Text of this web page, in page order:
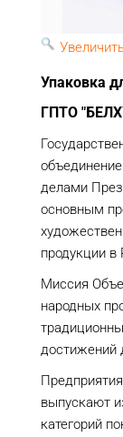
Упаковка
ГПТО
делами
основным
продукции в
Миссия
народных
достижений
выпускают
категорий